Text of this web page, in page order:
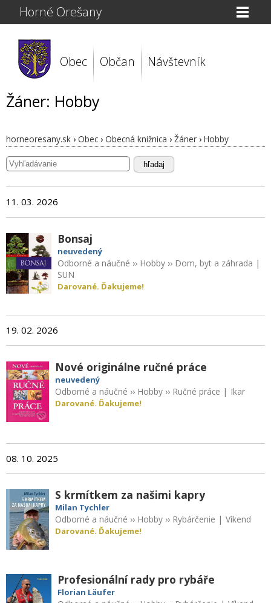
Horné Orešany
Obec Občan Návštevník
Žáner: Hobby
horneoresany.sk › Obec › Obecná knižnica › Žáner › Hobby
hľadaj
11. 03. 2026
Bonsaj
neuvedený
Odborné a náučné ›› Hobby›› Dom, byt a záhrada |
SUN
Darované. Ďakujeme!
19. 02. 2026
Nové originálne ručné práce
neuvedený
Odborné a náučné ›› Hobby ›› Ručné práce | Ikar
Darované. Ďakujeme!
08. 10. 2025
S krmítkem za našimi kapry
Milan Tychler
Odborné a náučné ›› Hobby›› Rybárčenie | Víkend
Darované. Ďakujeme!
Profesionální rady pro rybáře
Florian Läufer